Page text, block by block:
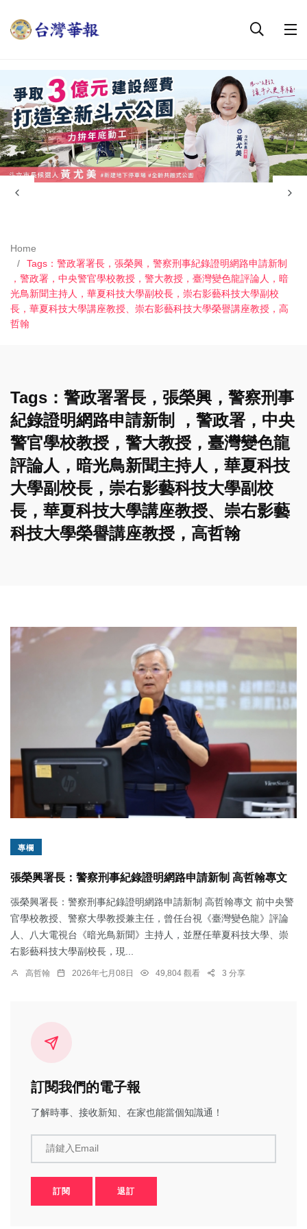
Home
Tags：警政署署長，張榮興，警察刑事紀錄證明網路申請新制
，警政署，中央警官學校教授，警大教授，臺灣變色龍評論人，暗
光鳥新聞主持人，華夏科技大學副校長，崇右影藝科技大學副校
長，華夏科技大學講座教授、崇右影藝科技大學榮譽講座教授，高
哲翰
Tags：警政署署長，張榮興，警察刑事
紀錄證明網路申請新制 ，警政署，中央
警官學校教授，警大教授，臺灣變色龍
評論人，暗光鳥新聞主持人，華夏科技
大學副校長，崇右影藝科技大學副校
長，華夏科技大學講座教授、崇右影藝
科技大學榮譽講座教授，高哲翰
專欄
張榮興署長：警察刑事紀錄證明網路申請新制 高哲翰專文
張榮興署長：警察刑事紀錄證明網路申請新制 高哲翰專文 前中央警
官學校教授、警察大學教授兼主任，曾任台視《臺灣變色龍》評論
人、八大電視台《暗光鳥新聞》主持人，並歷任華夏科技大學、崇
右影藝科技大學副校長，現...
高哲翰 2026年七月08日 49,804 觀看 3 分享
訂閱我們的電子報
了解時事、接收新知、在家也能當個知識通！
請鍵入Email
訂閱 退訂